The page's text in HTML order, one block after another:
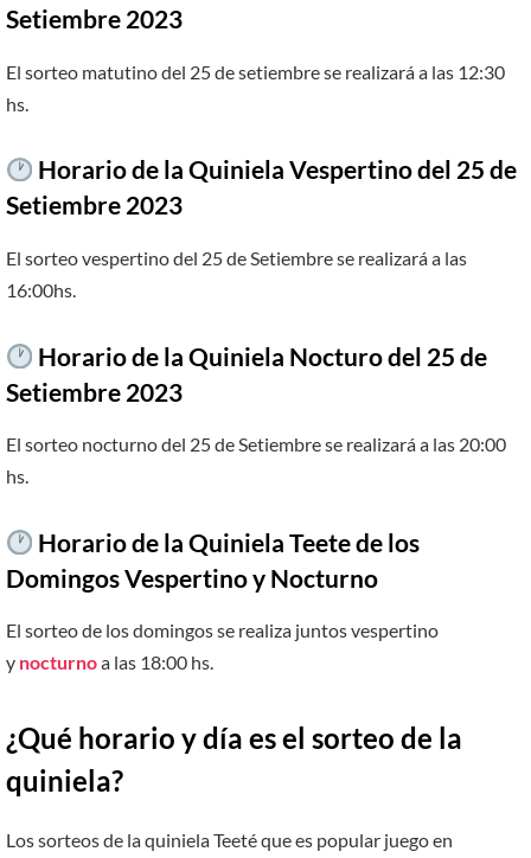
Setiembre 2023
El sorteo matutino del 25 de setiembre se realizará a las 12:30
hs.
Horario de la Quiniela Vespertino del 25 de
Setiembre 2023
El sorteo vespertino del 25 de Setiembre se realizará a las
16:00hs.
Horario de la Quiniela Nocturo del 25 de
Setiembre 2023
El sorteo nocturno del 25 de Setiembre se realizará a las 20:00
hs.
Horario de la Quiniela Teete de los
Domingos Vespertino y Nocturno
El sorteo de los domingos se realiza juntos vespertino
y nocturnoa las 18:00 hs.
¿Qué horario y día es el sorteo de la
quiniela?
Los sorteos de la quiniela Teeté que es popular juego en